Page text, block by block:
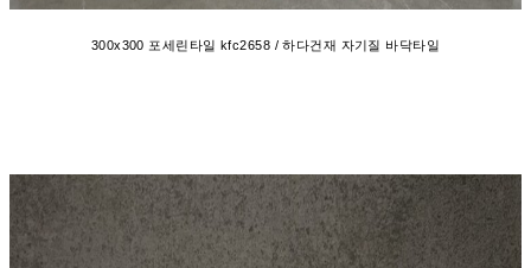
300x300 포세린타일 kfc2658 / 하다건재 자기질 바닥타일